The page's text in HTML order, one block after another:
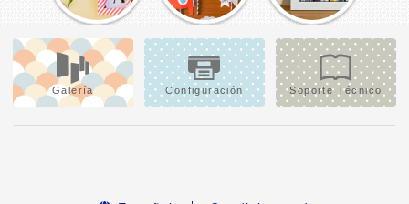
Galería Configuración Soporte Técnico